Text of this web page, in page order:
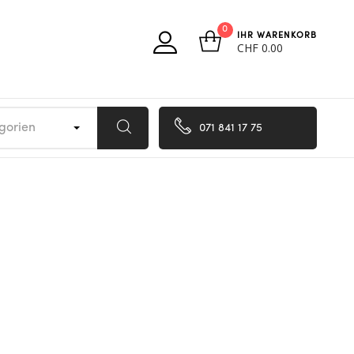
0
IHR WARENKORB
CHF0.00
071 841 17 75